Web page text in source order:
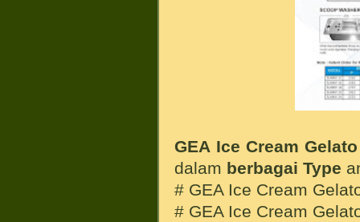
GEA Ice Cream
dalam berbagai Type
# GEA Ice Cream
# GEA Ice Cream